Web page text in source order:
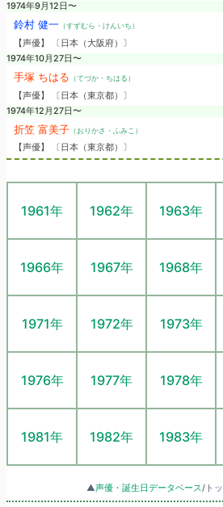
1974年9月12日〜
鈴村 健一（すずむら・けんいち）
【声優】 〔日本（大阪府）〕
1974年10月27日〜
手塚 ちはる （てづか・ちはる）
【声優】 〔日本（東京都）〕
1974年12月27日〜
折笠 富美子（おりかさ・ふみこ）
【声優】 〔日本（東京都）〕
1961年 1962年 1963年
1966年 1967年 1968年
1971年 1972年 1973年
1976年 1977年 1978年
1981年 1982年 1983年
▲声優・誕生日データベース/ト